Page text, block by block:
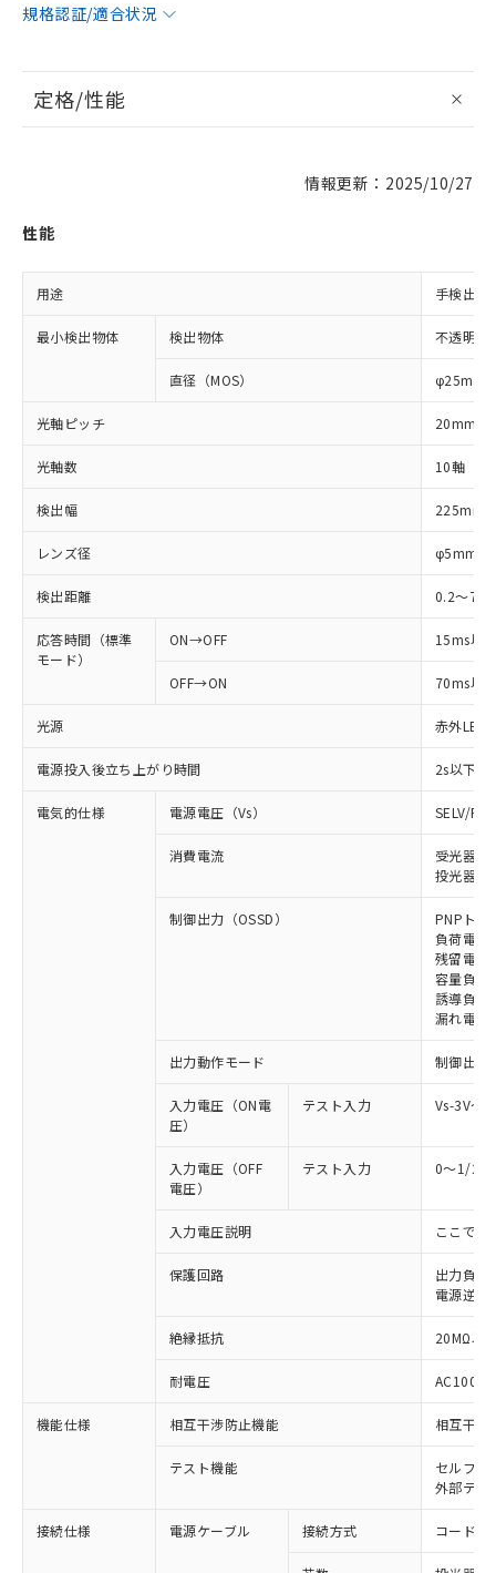
規格認証/適合状況
定格/性能
情報更新：2025/10/27
性能
用途 手検出用
最小検出物体 検出物体 不透明体
直径（MOS） φ25mm
光軸ピッチ 20mm
光軸数 10軸
検出幅 225mm
レンズ径 φ5mm
検出距離 0.2～7m
応答時間（標準
モード）
ON→OFF 15ms以
OFF→ON 70ms以
光源 赤外LED
電源投入後立ち上がり時間 2s以下
電気的仕様 電源電圧（Vs） SELV/
消費電流
受光器:
投光器:
制御出力（OSSD）
PNPトラ
負荷電流
残留電圧
容量負荷
誘導負荷
漏れ電流
出力動作モード 制御出力
入力電圧（ON電
圧）
テスト入力 Vs-3V～
入力電圧（OFF
電圧）
テスト入力 0～1/
入力電圧説明 ここでの
保護回路
出力負荷
電源逆接
絶縁抵抗 20MΩ以
耐電圧
機能仕様 相互干渉防止機能 相互干渉
テスト機能
セルフテ
外部テス
接続仕様 電源ケーブル 接続方式 コード引
ご利用条件
※1 対応状況
対応済み：EU RoHS指令（10物質）の
非含有に対応した製品が提供可能な商品で
有に対応した製品に切り替える予定のある